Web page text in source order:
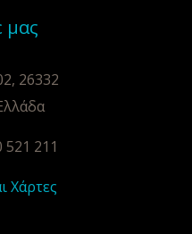
μας
26332
521 211
Χάρτες